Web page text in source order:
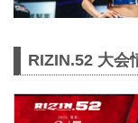
RIZIN.52 大会